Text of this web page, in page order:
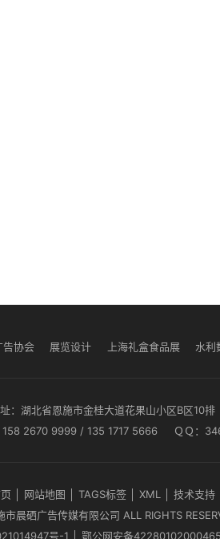
告协会 展览设计 上海礼盒食品展 水利
：湖北省恩施市金桂大道花果山小区B区10排
158 2670 9999 / 135 1717 5666 ＱＱ：
网站地图 TAGS标签│ XML
技术支持
晨硒广告传媒有限公司 ALL RIGHTS
号-1
鄂公网安备